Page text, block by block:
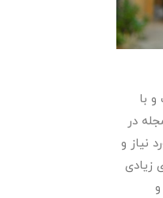
با
در
نیاز و
زیادی